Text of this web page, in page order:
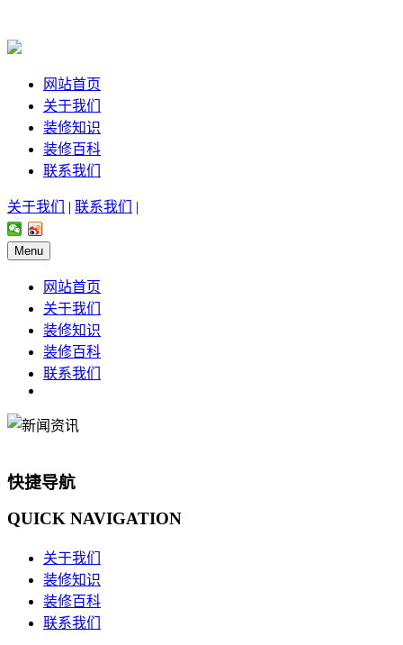
网站首页
关于我们
装修知识
装修百科
联系我们
关于我们 | 联系我们 |
Menu
网站首页
关于我们
装修知识
装修百科
联系我们
快捷导航
QUICK NAVIGATION
关于我们
装修知识
装修百科
联系我们